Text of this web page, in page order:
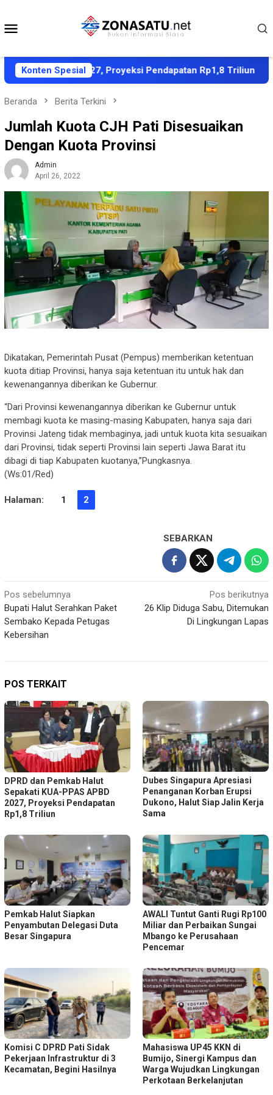
konten
Konten Spesial
APBD 2027, Proyeksi Pendapatan Rp1,8 Triliun
Beranda Berita Terkini
Jumlah Kuota CJH Pati Disesuaikan
Dengan Kuota Provinsi
Admin
April 26, 2022
Dikatakan, Pemerintah Pusat (Pempus) memberikan ketentuan
kuota ditiap Provinsi, hanya saja ketentuan itu untuk hak dan
kewenangannya diberikan ke Gubernur.
“Dari Provinsi kewenangannya diberikan ke Gubernur untuk
membagi kuota ke masing-masing Kabupaten, hanya saja dari
Provinsi Jateng tidak membaginya, jadi untuk kuota kita sesuaikan
dari Provinsi, tidak seperti Provinsi lain seperti Jawa Barat itu
dibagi di tiap Kabupaten kuotanya,”Pungkasnya.
(Ws:01/Red)
Halaman: 1 2
SEBARKAN
Navigasi
pos
Pos sebelumnya
Bupati Halut Serahkan Paket
Sembako Kepada Petugas
Kebersihan
Pos berikutnya
26 Klip Diduga Sabu, Ditemukan
Di Lingkungan Lapas
POS TERKAIT
DPRD dan Pemkab Halut
Sepakati KUA-PPAS APBD
2027, Proyeksi Pendapatan
Rp1,8 Triliun
Dubes Singapura Apresiasi
Penanganan Korban Erupsi
Dukono, Halut Siap Jalin Kerja
Sama
Pemkab Halut Siapkan
Penyambutan Delegasi Duta
Besar Singapura
AWALI Tuntut Ganti Rugi Rp100
Miliar dan Perbaikan Sungai
Mbango ke Perusahaan
Pencemar
Komisi C DPRD Pati Sidak
Pekerjaan Infrastruktur di 3
Kecamatan, Begini Hasilnya
Mahasiswa UP45 KKN di
Bumijo, Sinergi Kampus dan
Warga Wujudkan Lingkungan
Perkotaan Berkelanjutan